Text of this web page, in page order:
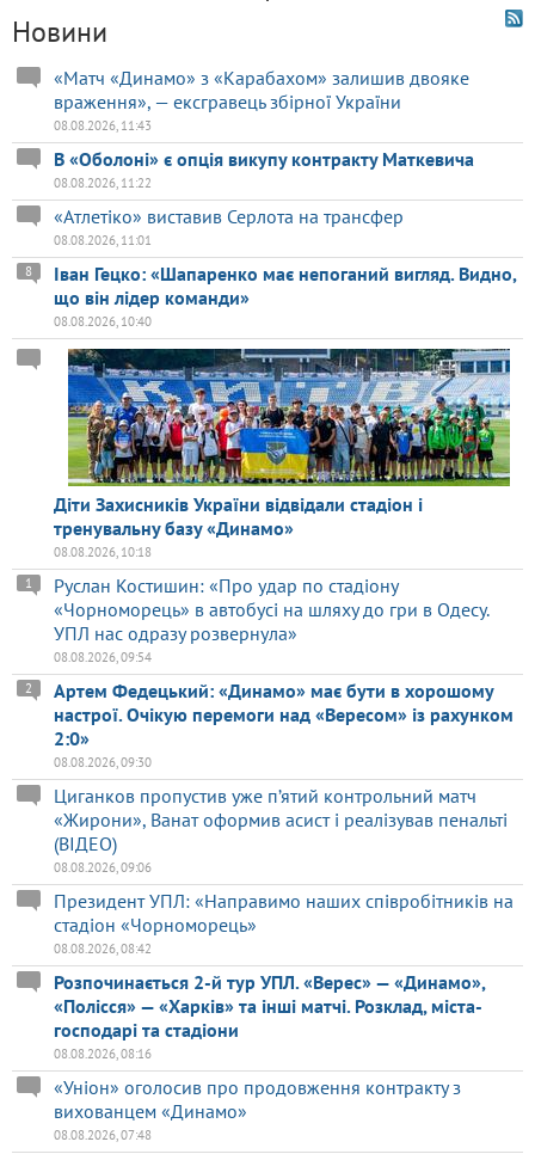
Новини
«Матч «Динамо» з «Карабахом» залишив двояке
враження», — ексгравець збірної України
08.08.2026, 11:43
В «Оболоні» є опція викупу контракту Маткевича
08.08.2026, 11:22
«Атлетіко» виставив Серлота на трансфер
08.08.2026, 11:01
Іван Гецко: «Шапаренко має непоганий вигляд. Видно,
що він лідер команди»
8
08.08.2026, 10:40
Діти Захисників України відвідали стадіон і
тренувальну базу «Динамо»
08.08.2026, 10:18
Руслан Костишин: «Про удар по стадіону
«Чорноморець» в автобусі на шляху до гри в Одесу.
УПЛ нас одразу розвернула»
1
08.08.2026, 09:54
Артем Федецький: «Динамо» має бути в хорошому
настрої. Очікую перемоги над «Вересом» із рахунком
2:0»
2
08.08.2026, 09:30
Циганков пропустив уже п’ятий контрольний матч
«Жирони», Ванат оформив асист і реалізував пенальті
(ВІДЕО)
08.08.2026, 09:06
Президент УПЛ: «Направимо наших співробітників на
стадіон «Чорноморець»
08.08.2026, 08:42
Розпочинається 2-й тур УПЛ. «Верес» — «Динамо»,
«Полісся» — «Харків» та інші матчі. Розклад, міста-
господарі та стадіони
08.08.2026, 08:16
«Уніон» оголосив про продовження контракту з
вихованцем «Динамо»
08.08.2026, 07:48